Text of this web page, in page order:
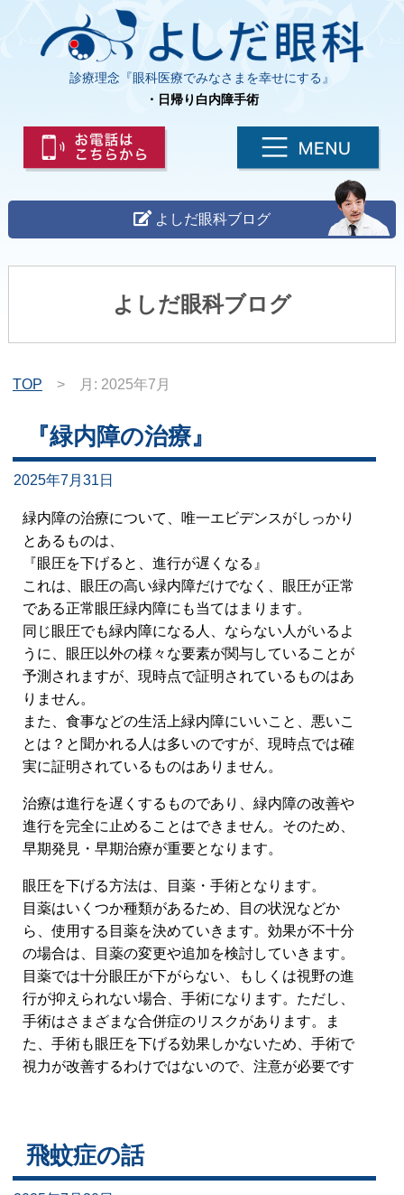
診療理念『眼科医療でみなさまを幸せにする』
・日帰り白内障手術
よしだ眼科ブログ
よしだ眼科ブログ
TOP > 月: 2025年7月
『緑内障の治療』
2025年7月31日
緑内障の治療について、唯一エビデンスがしっかり
とあるものは、
『眼圧を下げると、進行が遅くなる』
これは、眼圧の高い緑内障だけでなく、眼圧が正常
である正常眼圧緑内障にも当てはまります。
同じ眼圧でも緑内障になる人、ならない人がいるよ
うに、眼圧以外の様々な要素が関与していることが
予測されますが、現時点で証明されているものはあ
りません。
また、食事などの生活上緑内障にいいこと、悪いこ
とは？と聞かれる人は多いのですが、現時点では確
実に証明されているものはありません。
治療は進行を遅くするものであり、緑内障の改善や
進行を完全に止めることはできません。そのため、
早期発見・早期治療が重要となります。
眼圧を下げる方法は、目薬・手術となります。
目薬はいくつか種類があるため、目の状況などか
ら、使用する目薬を決めていきます。効果が不十分
の場合は、目薬の変更や追加を検討していきます。
目薬では十分眼圧が下がらない、もしくは視野の進
行が抑えられない場合、手術になります。ただし、
手術はさまざまな合併症のリスクがあります。ま
た、手術も眼圧を下げる効果しかないため、手術で
視力が改善するわけではないので、注意が必要です
飛蚊症の話